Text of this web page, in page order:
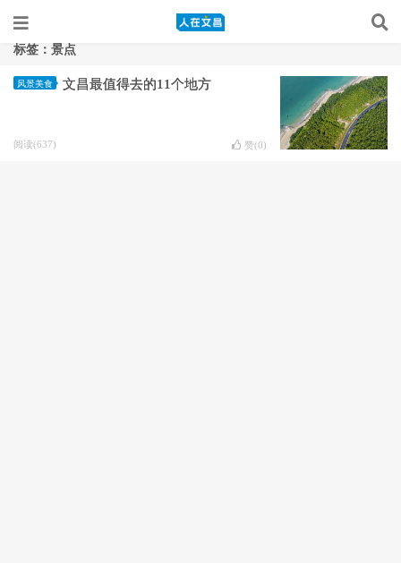
标签：景点
风景美食 文昌最值得去的11个地方
阅读(637) 赞(0)